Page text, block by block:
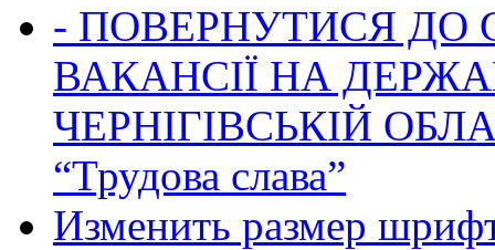
- ПОВЕРНУТИСЯ ДО
ВАКАНСІЇ НА
ЧЕРНІГІВСЬКІЙ
“Трудова слава”
Изменить размер